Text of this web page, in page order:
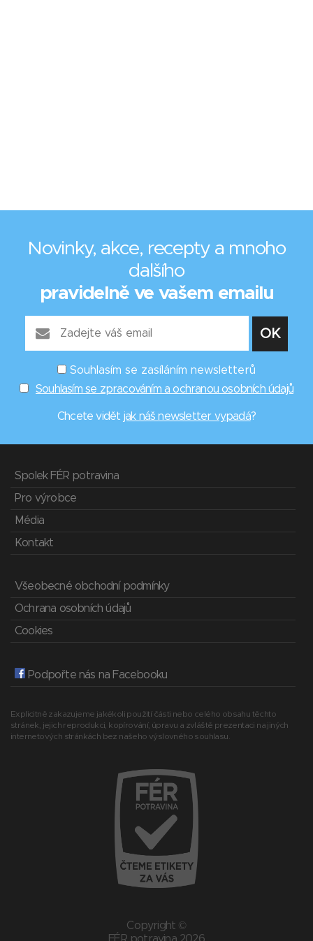
Novinky, akce, recepty a mnoho
dalšího
pravidelně ve vašem emailu
Souhlasím se zasíláním newsletterů
Souhlasím se zpracováním a ochranou osobních údajů
Chcete vidět jak náš newsletter vypadá?
Spolek FÉR potravina
Pro výrobce
Média
Kontakt
Všeobecné obchodní podmínky
Ochrana osobních údajů
Cookies
Podpořte nás na Facebooku
Explicitně zakazujeme jakékoli použití části nebo celého obsahu těchto
stránek, jejich reprodukci, kopírování, úpravu a zvláště prezentaci na jiných
internetových stránkách bez našeho výslovného souhlasu.
Copyright ©
FÉR potravina 2026